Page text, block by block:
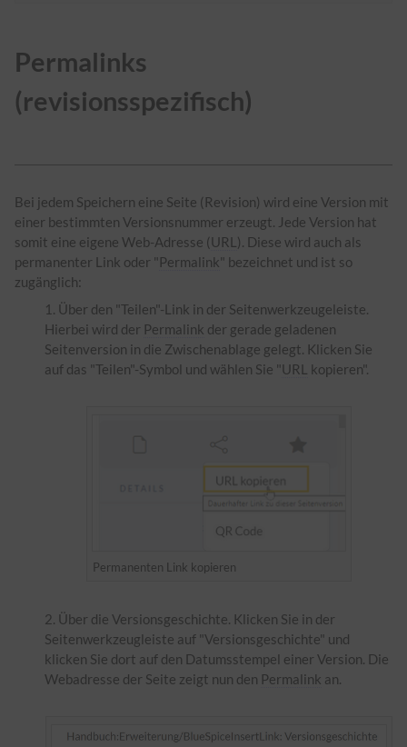
Permalinks
(revisionsspezifisch)
Bei jedem Speichern eine Seite (Revision) wird eine Version mit
einer bestimmten Versionsnummer erzeugt. Jede Version hat
somit eine eigene Web-Adresse (URL ). Diese wird auch als
permanenter Link oder "Permalink" bezeichnet und ist so
zugänglich:
Über den "Teilen"-Link in der Seitenwerkzeugeleiste.
Hierbei wird der Permalink der gerade geladenen
Seitenversion in die Zwischenablage gelegt. Klicken Sie
auf das "Teilen"-Symbol und wählen Sie "URL kopieren".
Permanenten Link kopieren
Über die Versionsgeschichte. Klicken Sie in der
Seitenwerkzeugleiste auf "Versionsgeschichte" und
klicken Sie dort auf den Datumsstempel einer Version. Die
Webadresse der Seite zeigt nun den Permalink an.